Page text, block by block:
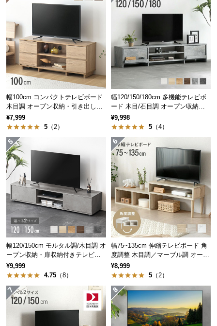
つ
い
て
大
型
商
品
の
配
送
に
つ
い
て
中
型
商
品
の
配
送
に
つ
幅100cm コンパクトテレビボード
木目調 オープン収納・引き出し収
納付き
¥7,999
5 （2）
幅120/150/180cm 多機能テレビボ
ード 木目/石目調 オープン収納・
引き出し収納付き
¥9,998
5 （4）
幅120/150cm モルタル調/木目調 オ
ープン収納・扉収納付きテレビボ
ード
¥9,999
4.75 （8）
幅75~135cm 伸縮テレビボード 角
度調整 木目調／マーブル調 オープ
ン収納付き コンパクト
¥8,999
5 （2）